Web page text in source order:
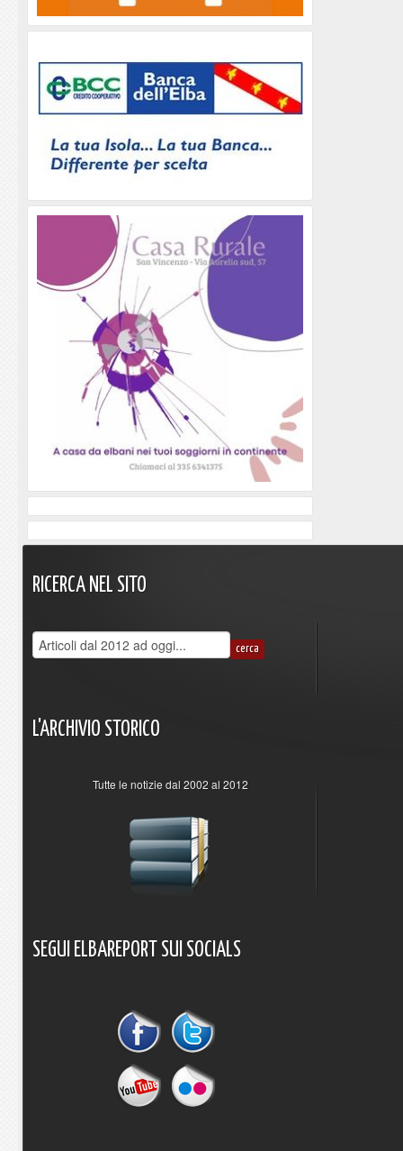
RICERCA NEL SITO
L'ARCHIVIO STORICO
Tutte le notizie dal 2002 al 2012
SEGUI ELBAREPORT SUI SOCIALS